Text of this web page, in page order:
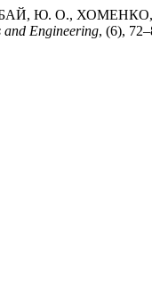
Ю. О., ХОМЕНКО, В.
and Engineering, (6),